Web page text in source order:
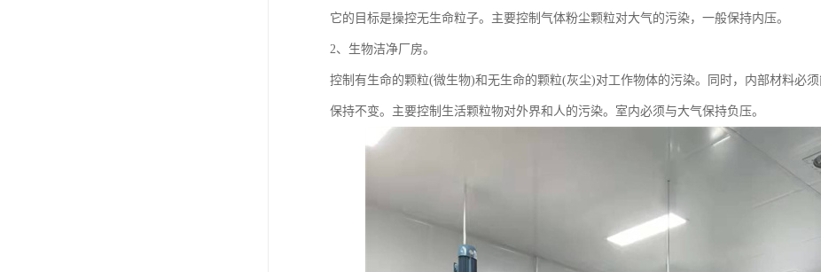
它的目标是操控无生命粒子。主要控制气体粉尘颗粒对大气的污染，一般保持内压。
2、生物洁净厂房。
控制有生命的颗粒(微生物)和无生命的颗粒(灰尘)对工作物体的污染。同时，内部材料必
保持不变。主要控制生活颗粒物对外界和人的污染。室内必须与大气保持负压。